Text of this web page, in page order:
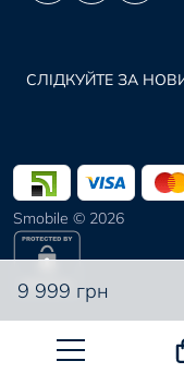
9 999 грн
СЛІДКУЙТЕ ЗА
Smobile © 2026